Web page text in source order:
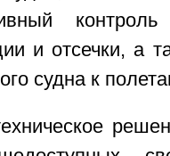
контроль
и отсечки, а
судна к